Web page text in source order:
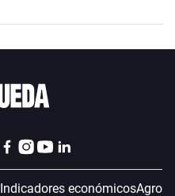
Indicadores económicosAgro